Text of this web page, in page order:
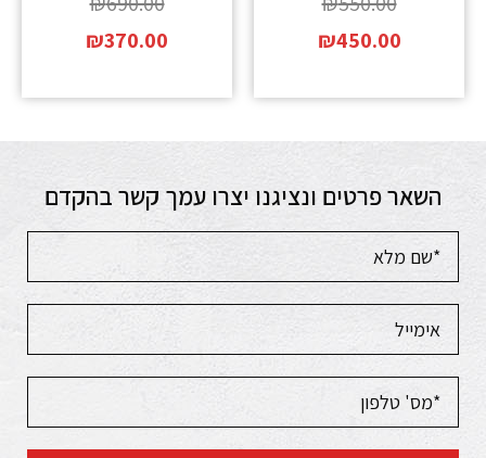
₪450.00
₪370.00
השאר פרטים ונציגנו יצרו עמך קשר בהקדם